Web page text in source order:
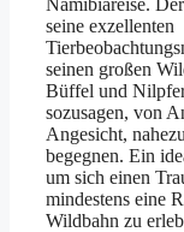
seine exzellenten
seinen großen
Büffel und
sozusagen, von
Angesicht,
begegnen. Ein
um sich einen
mindestens eine
Wildbahn zu